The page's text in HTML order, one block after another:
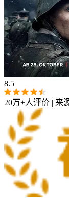
8.5
20万+人评价 | 来